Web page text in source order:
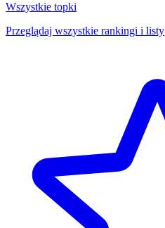
Wszystkie topki
Przeglądaj wszystkie rankingi i listy